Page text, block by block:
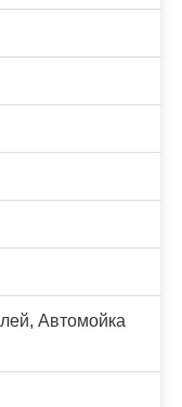
Автомойка